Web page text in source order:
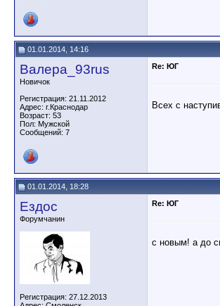
01.01.2014, 14:16
Валера_93rus
Новичок
Регистрация: 21.11.2012
Адрес: г.Краснодар
Возраст: 53
Пол: Мужской
Сообщений: 7
Re: ЮГ
Всех с
01.01.2014, 18:28
Ездос
Форумчанин
Регистрация: 27.12.2013
Re: ЮГ
с новым! а до